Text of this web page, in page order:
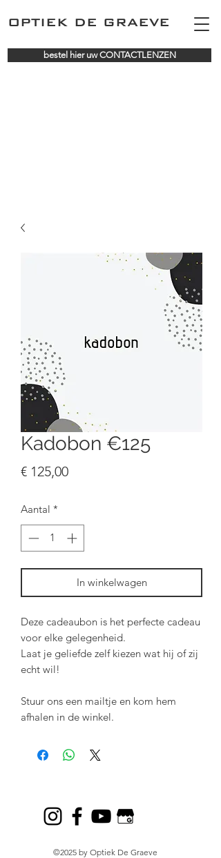
OPTIEK DE GRAEVE
bestel hier uw CONTACTLENZEN
Kadobon €125
€ 125,00Prijs
Aantal *
In winkelwagen
Deze cadeaubon is het perfecte cadeau
voor elke gelegenheid.
Laat je geliefde zelf kiezen wat hij of zij
echt wil!
Stuur ons een mailtje en kom hem
afhalen in de winkel.
©2025 by Optiek De Graeve